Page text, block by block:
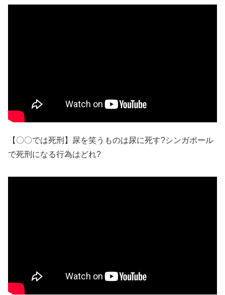
【〇〇では死刑】尿を笑うものは尿に死す?シンガポール
で死刑になる行為はどれ?